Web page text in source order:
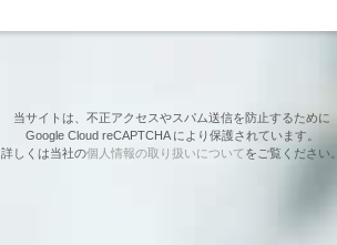
当サイトは、不正アクセスやスパム送信を防止するために
Google Cloud reCAPTCHA により保護されています。
詳しくは当社の個人情報の取り扱いについてをご覧ください。